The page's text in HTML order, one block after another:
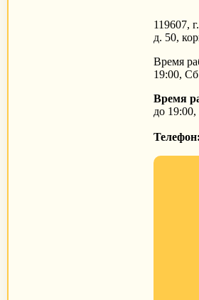
119607,
д. 50,
Время
19:00,
Время
до
Телефон: